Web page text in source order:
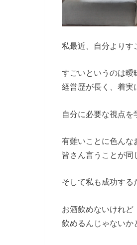
私最近、自分よりす
すごいというのは曖
経営歴が長く、着実
自分に必要な視点
有難いことに色んな
皆さん言うことが同
そして私も成功す
お酒飲めないけれど
飲めるんじゃないか